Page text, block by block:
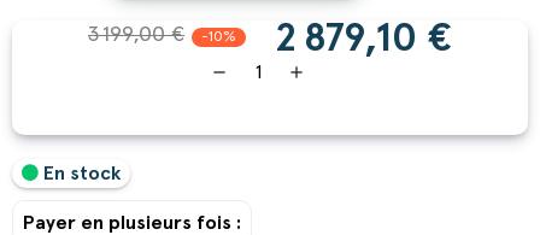
3 199,00 € -10% 2 879,10 €
remove add
En stock
Payer en plusieurs fois :